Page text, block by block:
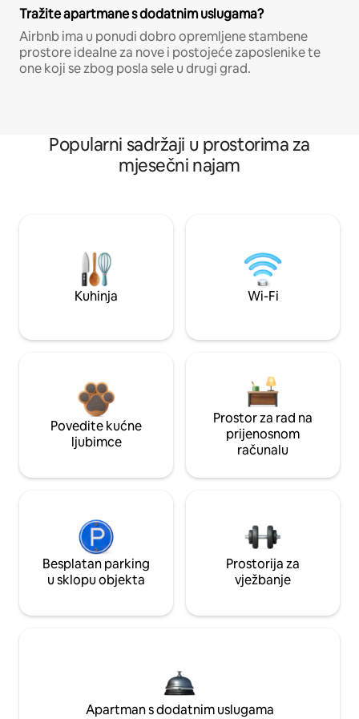
Tražite apartmane s dodatnim uslugama?
Airbnb ima u ponudi dobro opremljene stambene
prostore idealne za nove i postojeće zaposlenike te
one koji se zbog posla sele u drugi grad.
Popularni sadržaji u prostorima za
mjesečni najam
Kuhinja Wi-Fi
Povedite kućne
ljubimce
Prostor za rad na
prijenosnom
računalu
Besplatan parking
u sklopu objekta
Prostorija za
vježbanje
Apartman s dodatnim uslugama